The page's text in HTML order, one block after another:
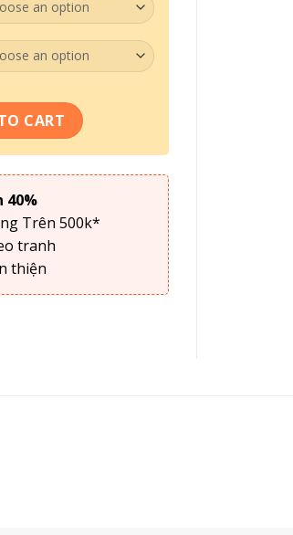
quantity
CART
40%
Trên 500k*
tranh
thiện